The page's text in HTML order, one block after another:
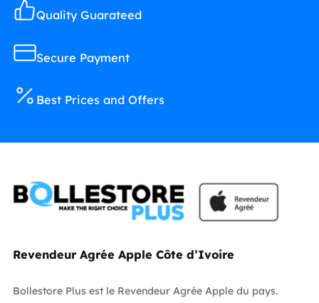
Quality Guarateed
Secure Payment
Best Prices and Offers
Revendeur Agrée Apple Côte d’Ivoire
Bollestore Plus est le Revendeur Agrée Apple du pays.